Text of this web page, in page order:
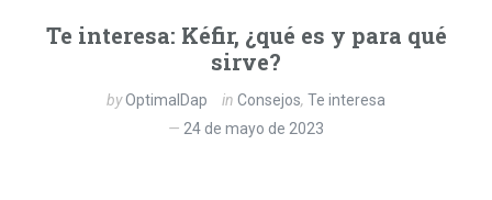
Te interesa: Kéfir, ¿qué es y para qué
sirve?
byOptimalDap in Consejos, Te interesa
24 de mayo de 2023